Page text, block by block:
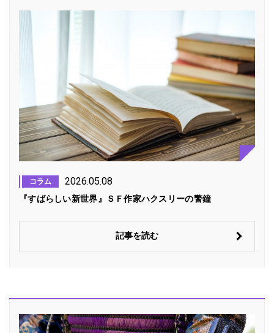
コラム 2026.05.08
『すばらしい新世界』ＳＦ作家ハクスリーの警鐘
記事を読む